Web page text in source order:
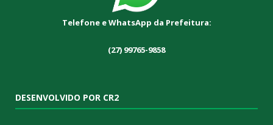
Telefone e WhatsApp da Prefeitura:
(27) 99765-9858
DESENVOLVIDO POR CR2